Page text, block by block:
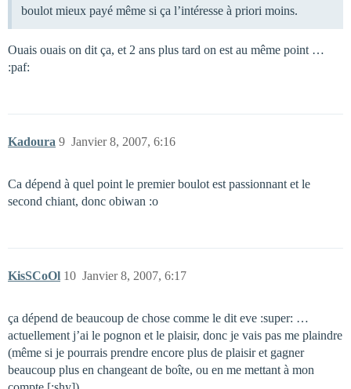
boulot mieux payé même si ça l’intéresse à priori moins.
Ouais ouais on dit ça, et 2 ans plus tard on est au même point …
:paf:
Kadoura Janvier 8, 2007, 6:16
9
Ca dépend à quel point le premier boulot est passionnant et le
second chiant, donc obiwan :o
KisSCoOl Janvier 8, 2007, 6:17
10
ça dépend de beaucoup de chose comme le dit eve :super: …
actuellement j’ai le pognon et le plaisir, donc je vais pas me plaindre
(même si je pourrais prendre encore plus de plaisir et gagner
beaucoup plus en changeant de boîte, ou en me mettant à mon